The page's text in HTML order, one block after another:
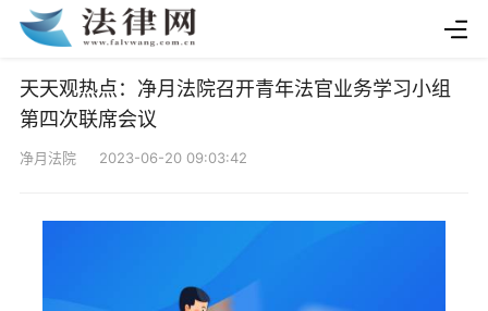
天天观热点：净月法院召开青年法官业务学习小组
第四次联席会议
净月法院 2023-06-20 09:03:42